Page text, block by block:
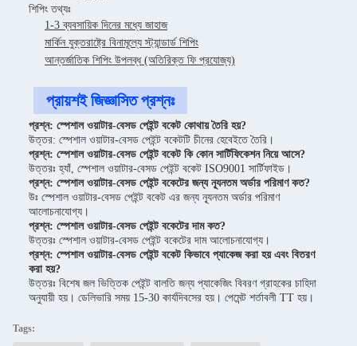
শিপিং তথ্যঃ
1-3 ব্যবসায়িক দিনের মধ্যে জাহাজ
মার্কিন যুক্তরাষ্ট্রে বিনামূল্যে স্ট্যান্ডার্ড শিপিং
আন্তর্জাতিক শিপিং উপলব্ধ (অতিরিক্ত ফি প্রযোজ্য)
প্রায়শই জিজ্ঞাসিত প্রশ্নঃ
প্রশ্ন: স্পেশাল ওয়াটার-বেসড পেইন্ট বকেট কোথায় তৈরি হয়?
উত্তর: স্পেশাল ওয়াটার-বেসড পেইন্ট বকেটটি চীনের হেবেইতে তৈরি।
প্রশ্ন: স্পেশাল ওয়াটার-বেসড পেইন্ট বকেট কি কোন সার্টিফিকেশন নিয়ে আসে?
উত্তরঃ হ্যাঁ, স্পেশাল ওয়াটার-বেসড পেইন্ট বকেট ISO9001 সার্টিফাইড।
প্রশ্ন: স্পেশাল ওয়াটার-বেসড পেইন্ট বকেটের জন্য ন্যূনতম অর্ডার পরিমাণ কত?
উঃ স্পেশাল ওয়াটার-বেসড পেইন্ট বকেট এর জন্য ন্যূনতম অর্ডার পরিমাণ
আলোচনাযোগ্য।
প্রশ্ন: স্পেশাল ওয়াটার-বেসড পেইন্ট বকেটের দাম কত?
উত্তরঃ স্পেশাল ওয়াটার-বেসড পেইন্ট বকেটের দাম আলোচনাযোগ্য।
প্রশ্ন: স্পেশাল ওয়াটার-বেসড পেইন্ট বকেট কিভাবে প্যাকেজ করা হয় এবং বিতরণ
করা হয়?
উত্তরঃ বিশেষ জল ভিত্তিক পেইন্ট বালতি জন্য প্যাকেজিং বিবরণ গ্রাহকের চাহিদা
অনুযায়ী হয়। ডেলিভারি সময় 15-30 কার্যদিবসের হয়। পেমেন্ট শর্তাবলী TT হয়।
Tags: